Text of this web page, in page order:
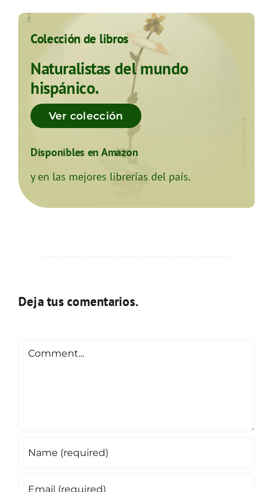
Colección de libros
Naturalistas del mundo
hispánico.
Ver colección
Disponibles en Amazon
y en las mejores librerías del país.
Deja tus comentarios.
Comment